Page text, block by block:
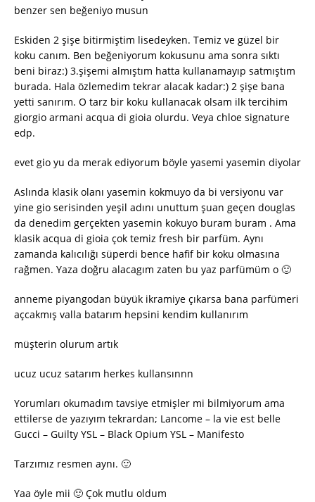
benzer sen beğeniyo musun
Eskiden 2 şişe bitirmiştim lisedeyken. Temiz ve güzel bir
koku canım. Ben beğeniyorum kokusunu ama sonra sıktı
beni biraz:) 3.şişemi almıştım hatta kullanamayıp satmıştım
burada. Hala özlemedim tekrar alacak kadar:) 2 şişe bana
yetti sanırım. O tarz bir koku kullanacak olsam ilk tercihim
giorgio armani acqua di gioia olurdu. Veya chloe signature
edp.
evet gio yu da merak ediyorum böyle yasemi yasemin diyolar
Aslında klasik olanı yasemin kokmuyo da bi versiyonu var
yine gio serisinden yeşil adını unuttum şuan geçen douglas
da denedim gerçekten yasemin kokuyo buram buram . Ama
klasik acqua di gioia çok temiz fresh bir parfüm. Aynı
zamanda kalıcılığı süperdi bence hafif bir koku olmasına
rağmen. Yaza doğru alacagım zaten bu yaz parfümüm o 🙂
anneme piyangodan büyük ikramiye çıkarsa bana parfümeri
açcakmış valla batarım hepsini kendim kullanırım
müşterin olurum artık
ucuz ucuz satarım herkes kullansınnn
Yorumları okumadım tavsiye etmişler mi bilmiyorum ama
ettilerse de yazıyım tekrardan; Lancome – la vie est belle
Gucci – Guilty YSL – Black Opium YSL – Manifesto
Tarzımız resmen aynı. 🙂
Yaa öyle mii 🙂 Çok mutlu oldum